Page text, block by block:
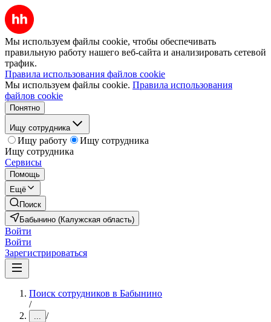
Мы используем файлы cookie, чтобы обеспечивать
правильную работу нашего веб-сайта и анализировать сетевой
трафик.
Правила использования файлов cookie
Мы используем файлы cookie. Правила использования
файлов cookie
Понятно
Ищу сотрудника
Ищу работу
Ищу сотрудника
Ищу сотрудника
Сервисы
Помощь
Ещё
Поиск
Бабынино (Калужская область)
Войти
Войти
Зарегистрироваться
Поиск сотрудников в Бабынино
/
... /